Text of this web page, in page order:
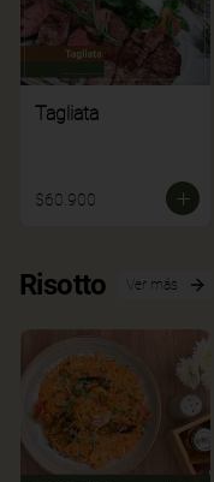
Tagliata
$60.900
Risotto Ver más